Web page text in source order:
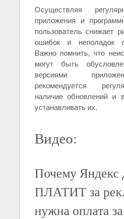
Осуществляя
приложения и
пользователь снижает
ошибок и неполадок
Важно помнить, что
могут быть
версиями
рекомендуется
наличие обновлений и
устанавливать их.
Видео:
Почему
ПЛАТИТ за
нужна оплата за